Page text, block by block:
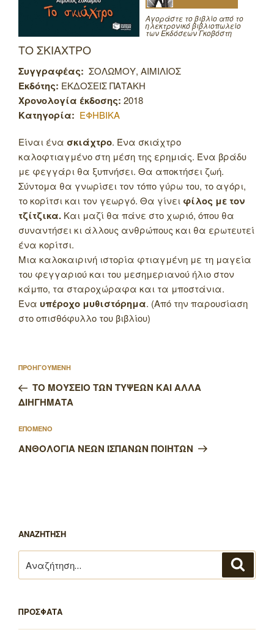
Αγοράστε το βιβλίο από το
ηλεκτρονικό βιβλιοπωλείο
των Εκδόσεων Γκοβόστη
ΤΟ ΣΚΙΑΧΤΡΟ
Συγγραφέας: ΣΟΛΩΜΟΥ, ΑΙΜΙΛΙΟΣ
Εκδότης: ΕΚΔΟΣΕΙΣ ΠΑΤΑΚΗ
Χρονολογία έκδοσης: 2018
Κατηγορία: ΕΦΗΒΙΚΑ
Είναι ένα σκιάχτρο. Ένα σκιάχτρο
καλοφτιαγμένο στη μέση της ερημιάς. Ένα βράδυ
με φεγγάρι θα ξυπνήσει. Θα αποκτήσει ζωή.
Σύντομα θα γνωρίσει τον τόπο γύρω του, το αγόρι,
το κορίτσι και τον γεωργό. Θα γίνει φίλος με τον
τζίτζικα. Και μαζί θα πάνε στο χωριό, όπου θα
συναντήσει κι άλλους ανθρώπους και θα ερωτευτεί
ένα κορίτσι.
Μια καλοκαιρινή ιστορία φτιαγμένη με τη μαγεία
του φεγγαριού και του μεσημεριανού ήλιο στον
κάμπο, τα σταροχώραφα και τα μποστάνια.
Ένα υπέροχο μυθιστόρημα. (Από την παρουσίαση
στο οπισθόφυλλο του βιβλίου)
άρθρων
Προηγούμενο
άρθρο
ΠΡΟΗΓΟΥΜΕΝΗ
ΤΟ ΜΟΥΣΕΙΟ ΤΩΝ ΤΥΨΕΩΝ ΚΑΙ ΑΛΛΑ
ΔΙΗΓΗΜΑΤΑ
Επόμενο
άρθρο
ΕΠΟΜΕΝΟ
ΑΝΘΟΛΟΓΙΑ ΝΕΩΝ ΙΣΠΑΝΩΝ ΠΟΙΗΤΩΝ
ΑΝΑΖΗΤΗΣΗ
για:
ΠΡΟΣΦΑΤΑ